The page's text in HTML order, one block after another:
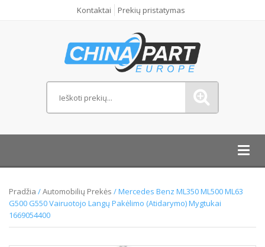
Kontaktai Prekių pristatymas
Pradžia /Automobilių Prekės / Mercedes Benz ML350 ML500 ML63
G500 G550 Vairuotojo Langų Pakėlimo (Atidarymo) Mygtukai
1669054400